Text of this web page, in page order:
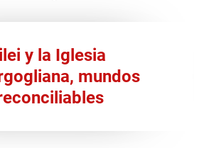
y la Iglesia
mundos